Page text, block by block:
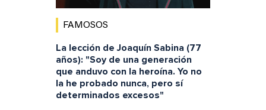
FAMOSOS
La lección de Joaquín Sabina (77
años): "Soy de una generación
que anduvo con la heroína. Yo no
la he probado nunca, pero sí
determinados excesos"